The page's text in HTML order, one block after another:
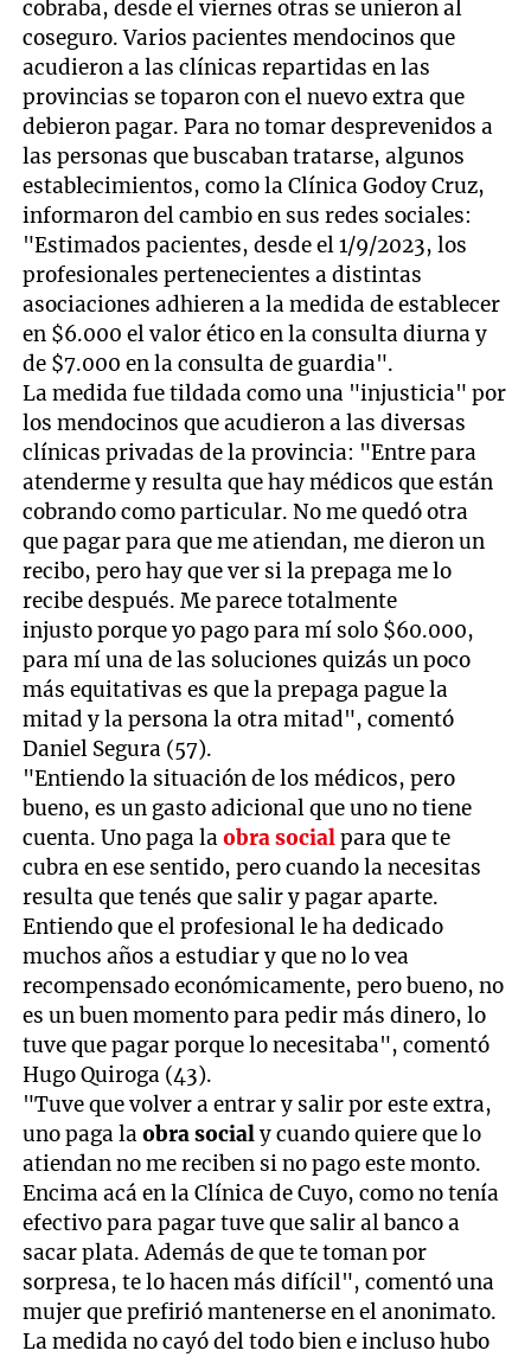
cobraba, desde el viernes otras se unieron al
coseguro. Varios pacientes mendocinos que
acudieron a las clínicas repartidas en las
provincias se toparon con el nuevo extra que
debieron pagar. Para no tomar desprevenidos a
las personas que buscaban tratarse, algunos
establecimientos, como la Clínica Godoy Cruz,
informaron del cambio en sus redes sociales:
"Estimados pacientes, desde el 1/9/2023, los
profesionales pertenecientes a distintas
asociaciones adhieren a la medida de establecer
en $6.000 el valor ético en la consulta diurna y
de $7.000 en la consulta de guardia".
La medida fue tildada como una "injusticia" por
los mendocinos que acudieron a las diversas
clínicas privadas de la provincia: "Entre para
atenderme y resulta que hay médicos que están
cobrando como particular. No me quedó otra
que pagar para que me atiendan, me dieron un
recibo, pero hay que ver si la prepaga me lo
recibe después. Me parece totalmente
injusto porque yo pago para mí solo $60.000,
para mí una de las soluciones quizás un poco
más equitativas es que la prepaga pague la
mitad y la persona la otra mitad", comentó
Daniel Segura (57).
"Entiendo la situación de los médicos, pero
bueno, es un gasto adicional que uno no tiene
cuenta. Uno paga laobra socialpara que te
cubra en ese sentido, pero cuando la necesitas
resulta que tenés que salir y pagar aparte.
Entiendo que el profesional le ha dedicado
muchos años a estudiar y que no lo vea
recompensado económicamente, pero bueno, no
es un buen momento para pedir más dinero, lo
tuve que pagar porque lo necesitaba", comentó
Hugo Quiroga (43).
"Tuve que volver a entrar y salir por este extra,
uno paga laobra socialy cuando quiere que lo
atiendan no me reciben si no pago este monto.
Encima acá en la Clínica de Cuyo, como no tenía
efectivo para pagar tuve que salir al banco a
sacar plata. Además de que te toman por
sorpresa, te lo hacen más difícil", comentó una
mujer que prefirió mantenerse en el anonimato.
La medida no cayó del todo bien e incluso hubo